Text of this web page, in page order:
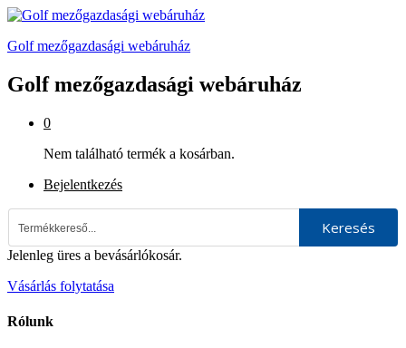
Golf mezőgazdasági webáruház
Golf mezőgazdasági webáruház
0
Nem található termék a kosárban.
Bejelentkezés
Keresés
Jelenleg üres a bevásárlókosár.
Vásárlás folytatása
Rólunk